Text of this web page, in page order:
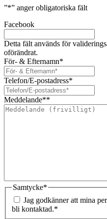
”*” anger obligatoriska fält
Facebook
Detta fält används för
oförändrat.
För- & Efternamn*
Telefon/E-postadress*
Meddelande**
Samtycke*
Jag godkänner att mina
bli kontaktad.*